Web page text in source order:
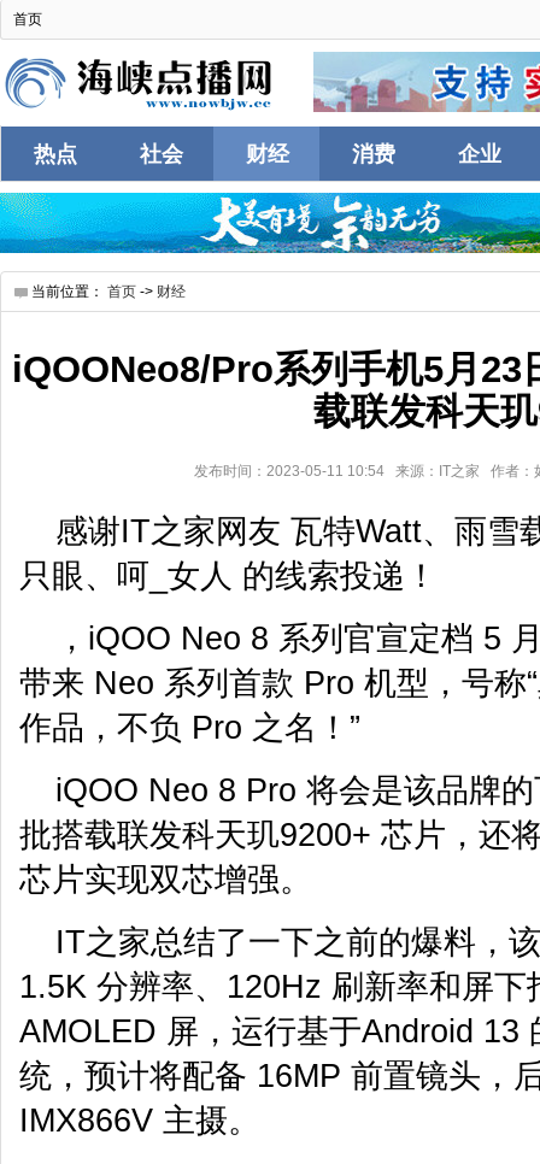
首页
热点 社会 财经 消费 企业
互联
当前位置： 首页 -> 财经
iQOONeo8/Pro系列手机5月23
载联发科天
发布时间：2023-05-11 10:54 来源：IT之家 作者
感谢IT之家网友 瓦特Watt、雨雪
只眼、呵_女人 的线索投递！
，iQOO Neo 8 系列官宣定档 5
带来 Neo 系列首款 Pro 机型，号称
作品，不负 Pro 之名！”
iQOO Neo 8 Pro 将会是该品牌
批搭载联发科天玑9200+ 芯片，还
芯片实现双芯增强。
IT之家总结了一下之前的爆料，
1.5K 分辨率、120Hz 刷新率和屏下
AMOLED 屏，运行基于Android 13
统，预计将配备 16MP 前置镜头，
IMX866V 主摄。